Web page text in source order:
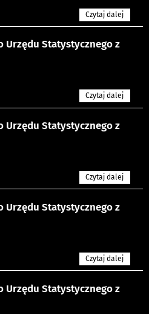
Czytaj dalej
Urzędu Statystycznego z
Czytaj dalej
Urzędu Statystycznego z
Czytaj dalej
Urzędu Statystycznego z
Czytaj dalej
Urzędu Statystycznego z